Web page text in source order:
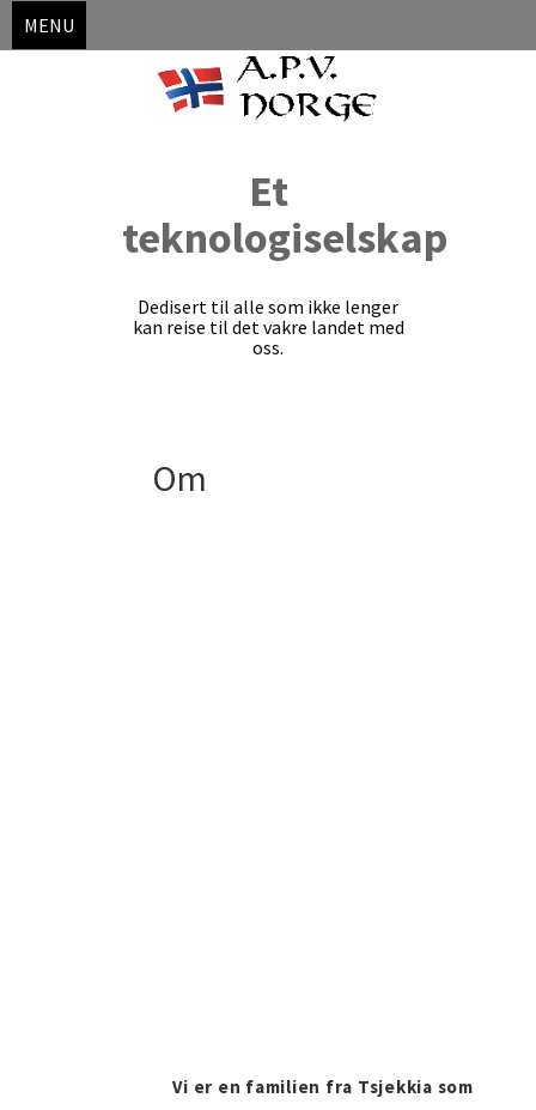
MENU
Et
teknologiselskap
Dedisert til alle som ikke lenger
kan reise til det vakre landet med
oss.
Om
Vi er en familien fra Tsjekkia som